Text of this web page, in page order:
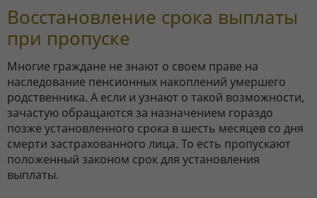
Восстановление срока выплаты
при пропуске
Многие граждане не знают о своем праве на
наследование пенсионных накоплений умершего
родственника. А если и узнают о такой возможности,
зачастую обращаются за назначением гораздо
позже установленного срока в шесть месяцев со дня
смерти застрахованного лица. То есть пропускают
положенный законом срок для установления
выплаты.